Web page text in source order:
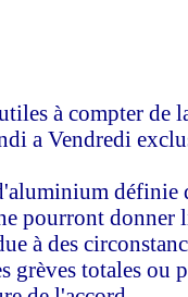
à compter de
a Vendredi
définie
pourront donner
à des
grèves totales ou